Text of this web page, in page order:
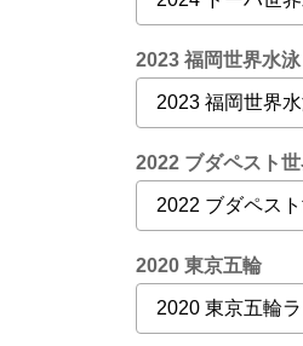
2023 福岡世界水泳
2022 ブダペスト
2020 東京五輪